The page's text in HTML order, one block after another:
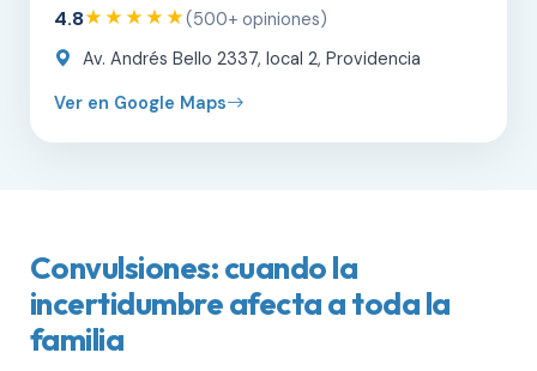
4.8★★★★★(500+ opiniones)
Av. Andrés Bello 2337, local 2, Providencia
Ver en Google Maps
Convulsiones: cuando la
incertidumbre afecta a toda la
familia